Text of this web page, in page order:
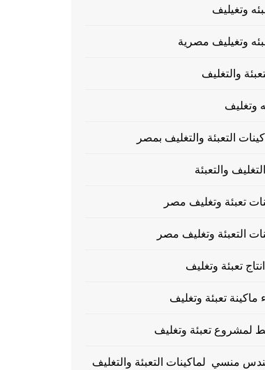
وتغيليف
وتغيليف مصرية
والتغليف
وتغليف
التعبئة والتغليف بمصر
والتعبئة
تعبئة وتغليف مصر
التعبئة وتغليف مصر
تعبئة وتغليف
تعبئة وتغليف
لمشروع تعبئة وتغليف
منسي لماكينات التعبئة والتغليف